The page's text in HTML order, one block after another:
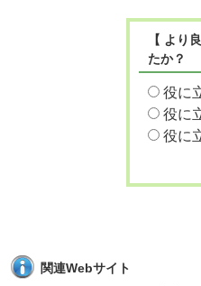
【 より
たか？
役に
役に
役に
関連Webサイト